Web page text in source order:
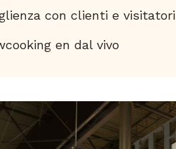
con clienti e visitatori
en dal vivo